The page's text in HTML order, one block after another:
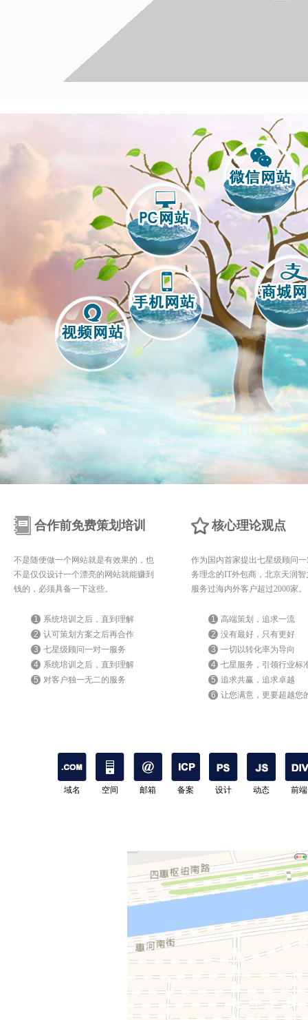
合作前免费策划培训
不是随便做一个网站就是有效果的，也
不是仅仅设计一个漂亮的网站就能赚到
钱的，必须具备一下这些。
1
系统培训之后，直到理解
2 认可策划方案之后再合作
3 七星级顾问一对一服务
4
系统培训之后，直到理解
5 对客户独一无二的服务
核心理论观点
作为国内首家提出七星级顾问
务理念的IT外包商，北京天润智
服务过海内外客户超过2000家。
1 高端策划，追求一流
2 没有最好，只有更好
3 一切以转化率为导向
4 七星服务，引领行业标
5 追求共赢，追求卓越
6 让您满意，更要超越您
域名 空间 邮箱 备案 设计 动态 前端